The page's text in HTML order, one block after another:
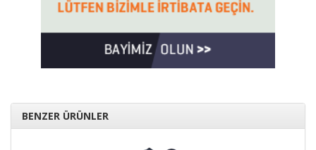
BENZER ÜRÜNLER